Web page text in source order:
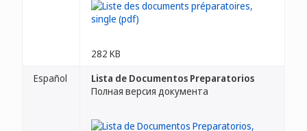
282 KB
Español
Lista de Documentos Preparatorios
Полная версия документа